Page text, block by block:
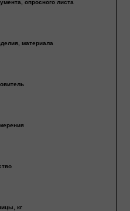
опросного листа
материала
кг